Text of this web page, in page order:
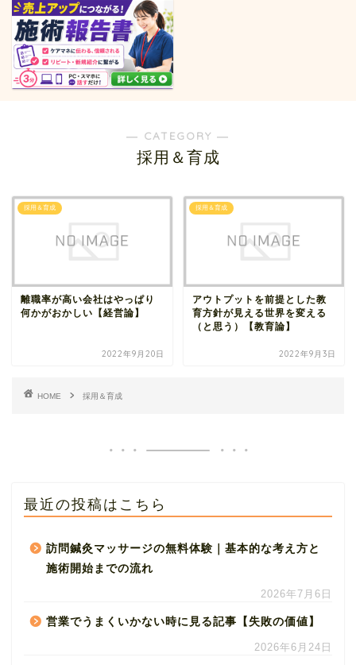
― CATEGORY ―
採用＆育成
採用＆育成
離職率が高い会社はやっぱり
何かがおかしい【経営論】
2022年9月20日
採用＆育成
アウトプットを前提とした教
育方針が見える世界を変える
（と思う）【教育論】
2022年9月3日
HOME 採用＆育成
最近の投稿はこちら
訪問鍼灸マッサージの無料体験｜基本的な考え方と
施術開始までの流れ
2026年7月6日
営業でうまくいかない時に見る記事【失敗の価値】
2026年6月24日